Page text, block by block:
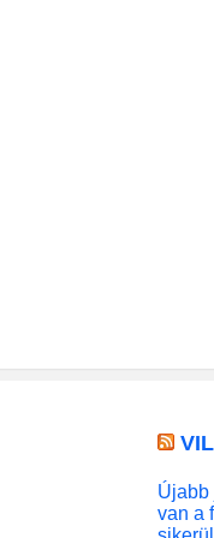
Újabb
van a